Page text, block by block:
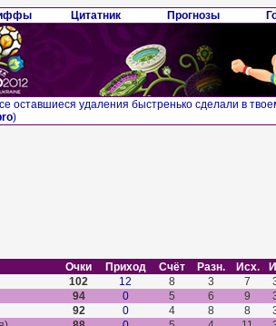
Цитатник Прогнозы
оставшиеся удаления быстренько сделали в
)
Очки Приход Счёт Разн. Исх.
102 12 8 3 7
94 0 5 6 9
92 0 4 8 8